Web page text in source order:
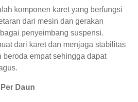
komponen karet yang berfungsi
dari mesin dan gerakan
penyeimbang suspensi.
dari karet dan menjaga stabilitas
beroda empat sehingga dapat
Daun